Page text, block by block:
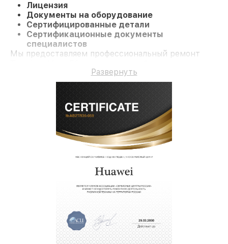
Лицензия
Документы на оборудование
Сертифицированные детали
Сертификационные документы
специалистов
Мы предоставляем профессиональный ремонт
Развернуть